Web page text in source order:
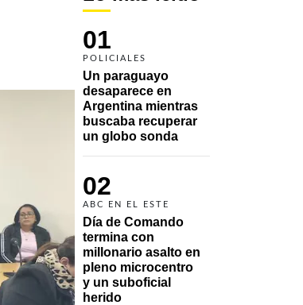
01
POLICIALES
Un paraguayo
desaparece en
Argentina mientras
buscaba recuperar
un globo sonda
02
ABC EN EL ESTE
Día de Comando
termina con
millonario asalto en
pleno microcentro
y un suboficial
herido